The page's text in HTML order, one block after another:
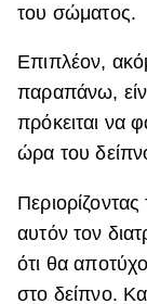
του σώματος.
Επιπλέον,
παραπάνω,
πρόκειται να
ώρα του
αυτόν τον
ότι θα
στο δείπνο. Και